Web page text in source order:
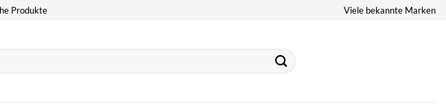
Produkte Viele bekannte Marken